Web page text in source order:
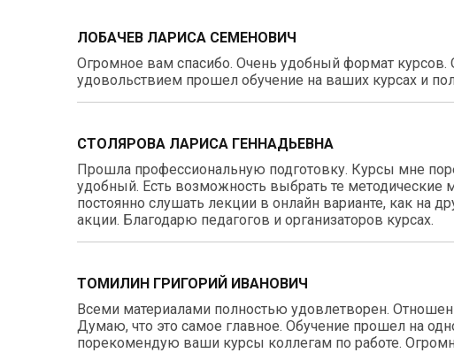
ЛОБАЧЕВ ЛАРИСА СЕМЕНОВИЧ
Огромное вам спасибо. Очень удобный формат курсов.
удовольствием прошел обучение на ваших курсах и
СТОЛЯРОВА ЛАРИСА ГЕННАДЬЕВНА
Прошла профессиональную подготовку. Курсы мне
удобный. Есть возможность выбрать те методические
постоянно слушать лекции в онлайн варианте, как на
акции. Благодарю педагогов и организаторов курсах.
ТОМИЛИН ГРИГОРИЙ ИВАНОВИЧ
Всеми материалами полностью удовлетворен.
Думаю, что это самое главное. Обучение прошел на
порекомендую ваши курсы коллегам по работе.